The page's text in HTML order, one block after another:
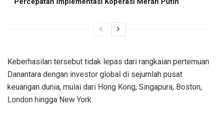
Keberhasilan tersebut tidak lepas dari rangkaian pertemuan
Danantara dengan investor global di sejumlah pusat
keuangan dunia, mulai dari Hong Kong, Singapura, Boston,
London hingga New York.